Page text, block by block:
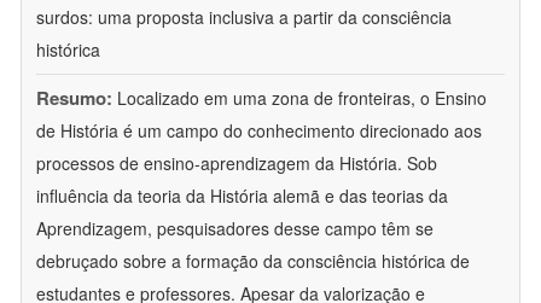
surdos: uma proposta inclusiva a partir da consciência
histórica
Resumo: Localizado em uma zona de fronteiras, o Ensino
de História é um campo do conhecimento direcionado aos
processos de ensino-aprendizagem da História. Sob
influência da teoria da História alemã e das teorias da
Aprendizagem, pesquisadores desse campo têm se
debruçado sobre a formação da consciência histórica de
estudantes e professores. Apesar da valorização e